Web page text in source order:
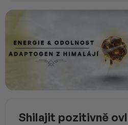
Shilajit pozitivně